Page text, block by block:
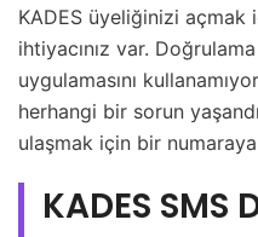
KADES üyeliğinizi açmak
ihtiyacınız var.
uygulamasını
herhangi bir sorun
ulaşmak için bir numaraya
KADES